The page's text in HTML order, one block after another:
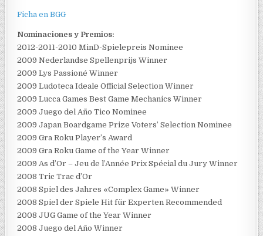
Ficha en BGG
Nominaciones y Premios:
2012-2011-2010 MinD-Spielepreis Nominee
2009 Nederlandse Spellenprijs Winner
2009 Lys Passioné Winner
2009 Ludoteca Ideale Official Selection Winner
2009 Lucca Games Best Game Mechanics Winner
2009 Juego del Año Tico Nominee
2009 Japan Boardgame Prize Voters’ Selection Nominee
2009 Gra Roku Player’s Award
2009 Gra Roku Game of the Year Winner
2009 As d’Or – Jeu de l’Année Prix Spécial du Jury Winner
2008 Tric Trac d’Or
2008 Spiel des Jahres «Complex Game» Winner
2008 Spiel der Spiele Hit für Experten Recommended
2008 JUG Game of the Year Winner
2008 Juego del Año Winner